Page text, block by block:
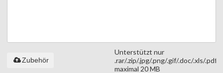
Unterstützt nur
.rar/.zip/.jpg/.png/.gif/.doc/.xls/.pdf,
maximal 20 MB
Zubehör